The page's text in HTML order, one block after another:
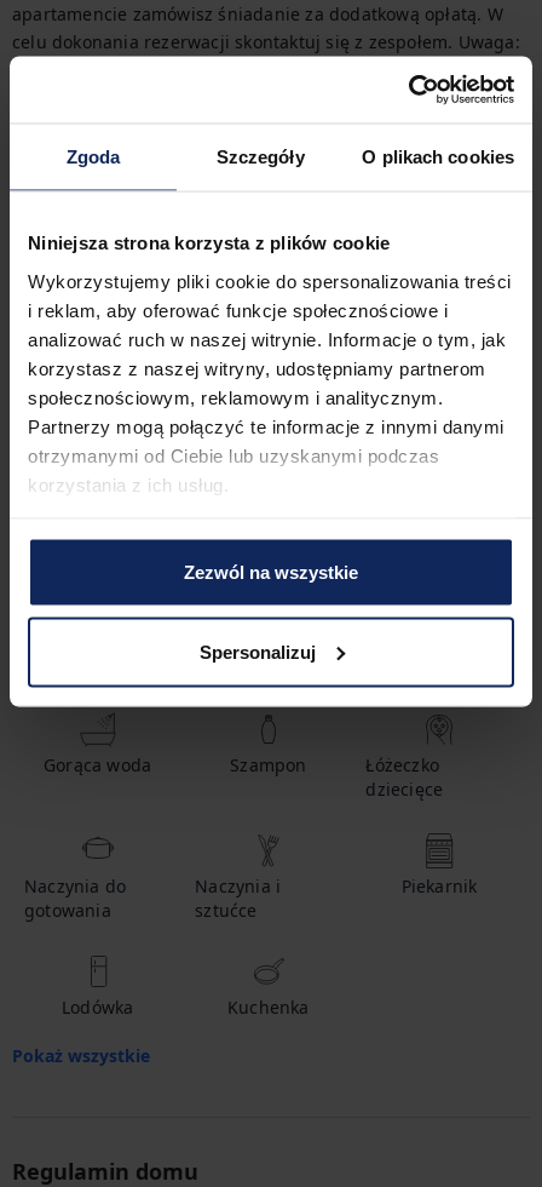
Zgoda Szczegóły O plikach cookies
Niniejsza strona korzysta z plików cookie
Wykorzystujemy pliki cookie do spersonalizowania treści
i reklam, aby oferować funkcje społecznościowe i
analizować ruch w naszej witrynie. Informacje o tym, jak
korzystasz z naszej witryny, udostępniamy partnerom
społecznościowym, reklamowym i analitycznym.
Partnerzy mogą połączyć te informacje z innymi danymi
otrzymanymi od Ciebie lub uzyskanymi podczas
korzystania z ich usług.
Zezwól na wszystkie
Spersonalizuj
apartamencie zamówisz śniadanie za dodatkową opłatą. W
celu dokonania rezerwacji skontaktuj się z zespołem. Uwaga:
W najbliższej okolicy apartamentu znajdują się przystanki
autobusowe i tramwajowe, stacja metra oraz dworzec
kolejowy, co gwarantuje doskonałe połączenia z całym
transportu z łatwością znajdziesz na dostępnej mapie.
Zameldowanie i wymeldowanie
Zameldowanie: 16:00
Wymeldowanie: 10:00
Cechy obiektu
Udogodnienia
Gorąca woda Szampon
Łóżeczko
dziecięce
Naczynia do
gotowania
Naczynia i
sztućce
Piekarnik
Lodówka Kuchenka
Pokaż wszystkie
Regulamin domu